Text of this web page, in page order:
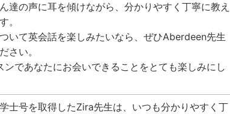
達の声に耳を傾けながら、分かりやすく丁寧に教え
。
いて英会話を楽しみたいなら、ぜひAberdeen先生
さい。
であなたにお会いできることをとても楽しみにし
士号を取得したZira先生は、いつも分かりやすく丁